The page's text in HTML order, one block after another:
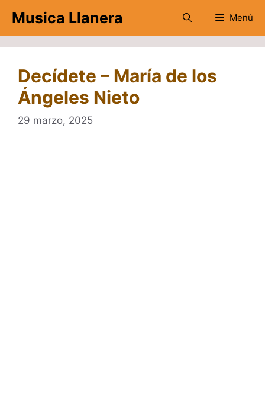
contenido
Musica Llanera Menú
Decídete – María de los
Ángeles Nieto
29 marzo, 2025